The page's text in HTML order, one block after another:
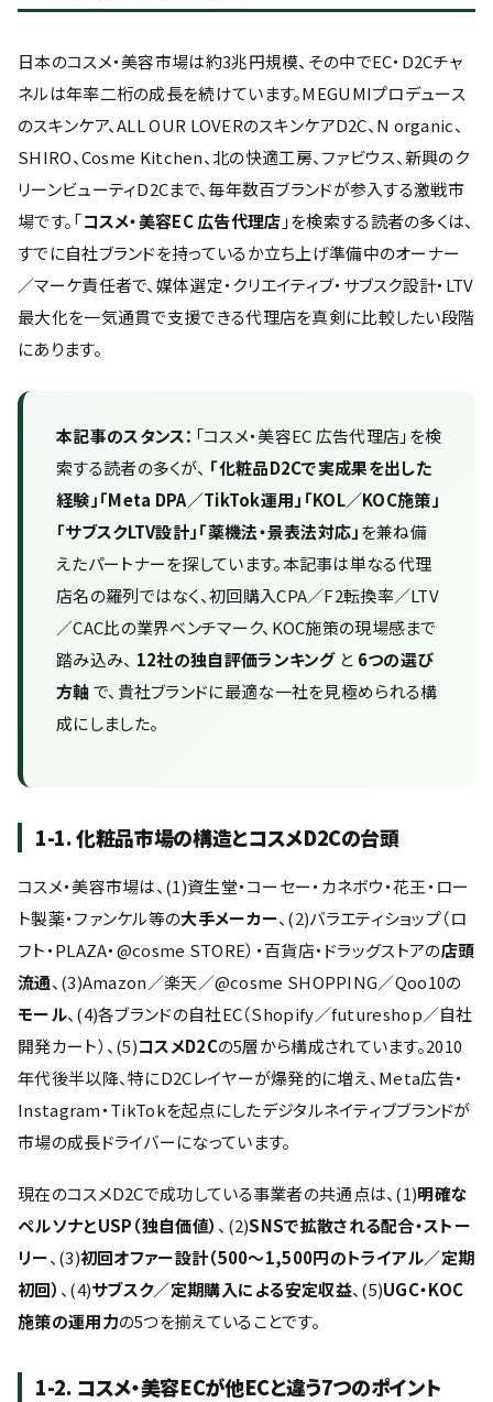
日本のコスメ・美容市場は約3兆円規模、その中でEC・D2Cチャ
ネルは年率二桁の成長を続けています。MEGUMIプロデュース
のスキンケア、ALL OUR LOVERのスキンケアD2C、N organic、
SHIRO、Cosme Kitchen、北の快適工房、ファビウス、新興のク
リーンビューティD2Cまで、毎年数百ブランドが参入する激戦市
場です。「コスメ・美容EC 広告代理店 」を検索する読者の多くは、
すでに自社ブランドを持っているか立ち上げ準備中のオーナー
／マーケ責任者で、媒体選定・クリエイティブ・サブスク設計・LTV
最大化を一気通貫で支援できる代理店を真剣に比較したい段階
にあります。
本記事のスタンス： 「コスメ・美容EC 広告代理店」を検
索する読者の多くが、 「化粧品D2Cで実成果を出した
経験」「Meta DPA／TikTok運用」「KOL／KOC施策」
「サブスクLTV設計」「薬機法・景表法対応」を兼ね備
えたパートナーを探しています。本記事は単なる代理
店名の羅列ではなく、初回購入CPA／F2転換率／LTV
／CAC比の業界ベンチマーク、KOC施策の現場感まで
踏み込み、 12社の独自評価ランキングと 6つの選び
方軸で、貴社ブランドに最適な一社を見極められる構
成にしました。
1-1. 化粧品市場の構造とコスメD2Cの台頭
コスメ・美容市場は、(1)資生堂・コーセー・カネボウ・花王・ロー
ト製薬・ファンケル等の大手メーカー、(2)バラエティショップ（ロ
フト・PLAZA・@cosme STORE）・百貨店・ドラッグストアの店頭
流通、(3)Amazon／楽天／@cosme SHOPPING／Qoo10の
モール、(4)各ブランドの自社EC（Shopify／futureshop／自社
開発カート）、(5)コスメD2Cの5層から構成されています。2010
年代後半以降、特にD2Cレイヤーが爆発的に増え、Meta広告・
Instagram・TikTokを起点にしたデジタルネイティブブランドが
市場の成長ドライバーになっています。
現在のコスメD2Cで成功している事業者の共通点は、(1)明確な
ペルソナとUSP（独自価値） 、(2)SNSで拡散される配合・ストー
リー、(3)初回オファー設計（500〜1,500円のトライアル／定期
初回） 、(4)サブスク／定期購入による安定収益、(5)UGC・KOC
施策の運用力の5つを揃えていることです。
1-2. コスメ・美容ECが他ECと違う7つのポイント